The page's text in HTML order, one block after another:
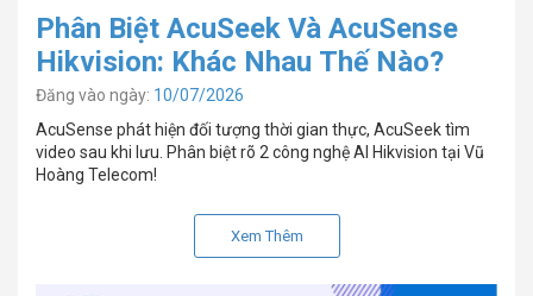
Phân Biệt AcuSeek Và AcuSense
Hikvision: Khác Nhau Thế Nào?
Đăng vào ngày: 10/07/2026
AcuSense phát hiện đối tượng thời gian thực, AcuSeek tìm
video sau khi lưu. Phân biệt rõ 2 công nghệ AI Hikvision tại Vũ
Hoàng Telecom!
Xem Thêm